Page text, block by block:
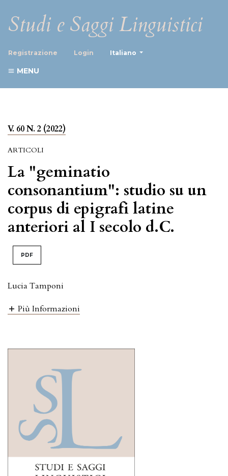
Studi e Saggi Linguistici
Registrazione Login Italiano
MENU
V. 60 N. 2 (2022)
ARTICOLI
La "geminatio
consonantium": studio su un
corpus di epigrafi latine
anteriori al I secolo d.C.
PDF
Lucia Tamponi
Più Informazioni